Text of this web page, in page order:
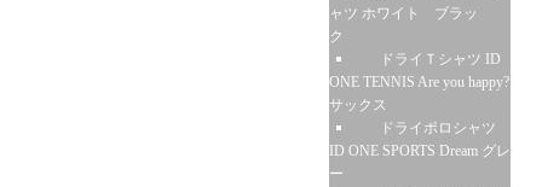
ャツ ホワイト ブラッ
ク
ドライＴシャツ ID
ONE TENNIS Are you happy?
サックス
ドライポロシャツ
ID ONE SPORTS Dream グレ
ー